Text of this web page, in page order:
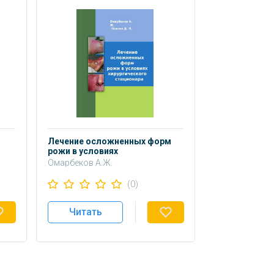
Лечение осложненных форм
рожи в условиях
хирургического стационара:
Омарбеков А.Ж.
Осипов Д.П.
(0)
Читать